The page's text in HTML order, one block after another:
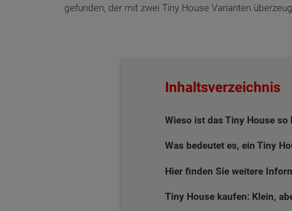
gefunden, der mit zwei Tiny House Varianten
Inhaltsverzeichnis
Wieso ist das Tiny House so
Was bedeutet es, ein Tiny
Hier finden Sie weitere
Tiny House kaufen: Klein,